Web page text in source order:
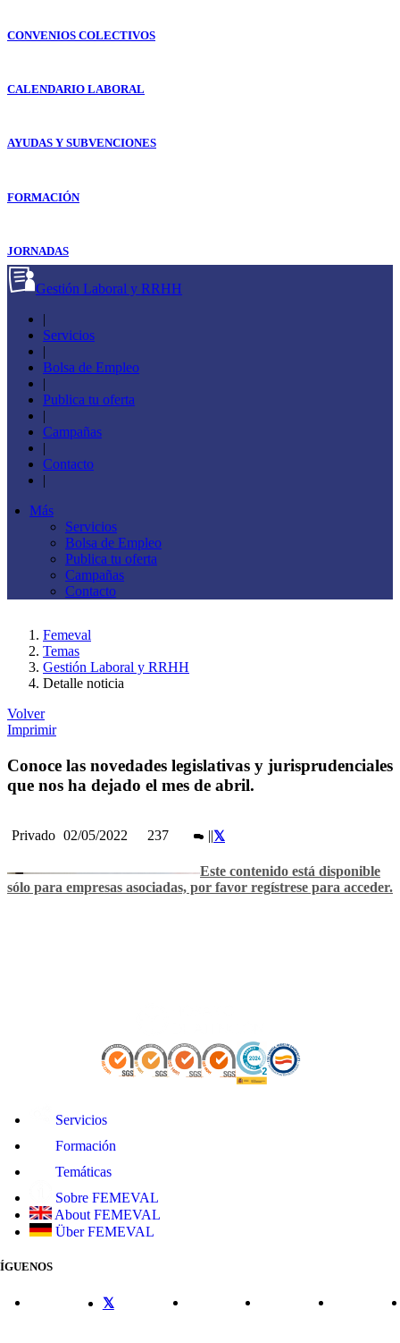
CONVENIOS COLECTIVOS
CALENDARIO LABORAL
AYUDAS Y SUBVENCIONES
FORMACIÓN
JORNADAS
Gestión Laboral y RRHH
|
Servicios
|
Bolsa de Empleo
|
Publica tu oferta
|
Campañas
|
Contacto
|
Más
Servicios
Bolsa de Empleo
Publica tu oferta
Campañas
Contacto
Femeval
Temas
Gestión Laboral y RRHH
Detalle noticia
Volver
Imprimir
Conoce las novedades legislativas y jurisprudenciales
que nos ha dejado el mes de abril.
Privado 02/05/2022 237 ||
Este contenido está disponible
sólo para empresas asociadas, por favor regístrese para acceder.
Servicios
Formación
Temáticas
Sobre FEMEVAL
About FEMEVAL
Über FEMEVAL